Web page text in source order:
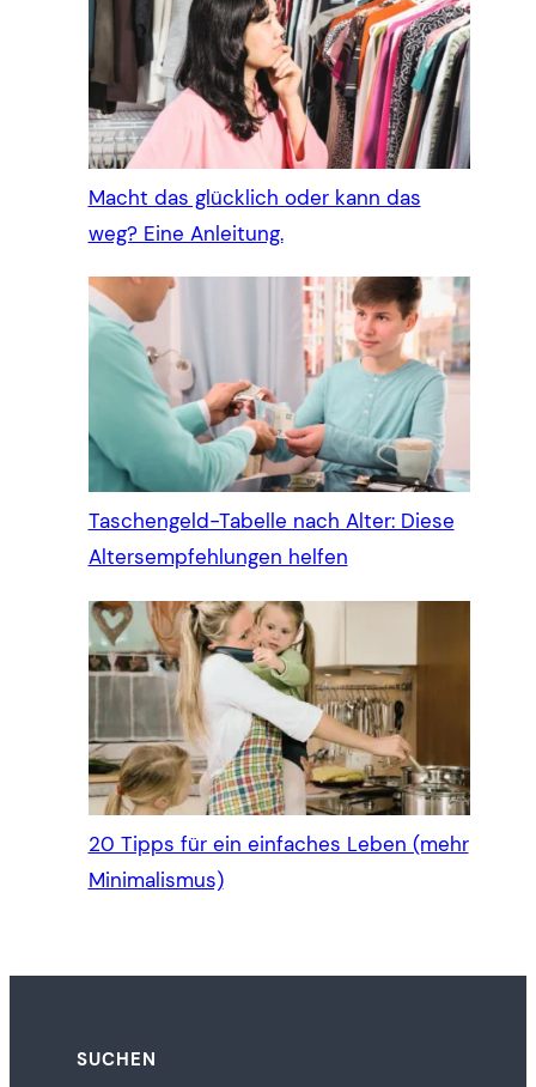
Macht das glücklich oder kann das
weg? Eine Anleitung.
Taschengeld-Tabelle nach Alter: Diese
Altersempfehlungen helfen
20 Tipps für ein einfaches Leben (mehr
Minimalismus)
SUCHEN